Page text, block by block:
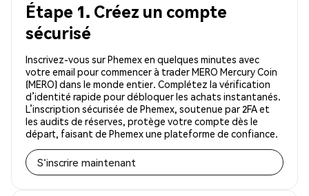
Étape 1. Créez un compte
sécurisé
Inscrivez-vous sur Phemex en quelques minutes avec
votre email pour commencer à trader MERO Mercury Coin
(MERO) dans le monde entier. Complétez la vérification
d’identité rapide pour débloquer les achats instantanés.
L’inscription sécurisée de Phemex, soutenue par 2FA et
les audits de réserves, protège votre compte dès le
départ, faisant de Phemex une plateforme de confiance.
S'inscrire maintenant